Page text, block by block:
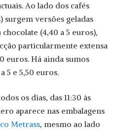
Ao lado dos cafés
surgem versões geladas
(4,40 a 5 euros),
particularmente extensa
euros. Há ainda sumos
5 e 5,50 euros.
os dias, das 11:30 às
aparece nas embalagens
Metrass, mesmo ao lado